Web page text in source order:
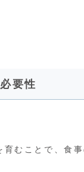
要性
育むことで、食